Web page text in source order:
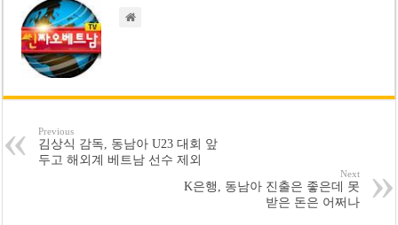
Previous
김상식 감독, 동남아 U23 대회 앞
두고 해외계 베트남 선수 제외
Next
K은행, 동남아 진출은 좋은데 못
받은 돈은 어쩌나